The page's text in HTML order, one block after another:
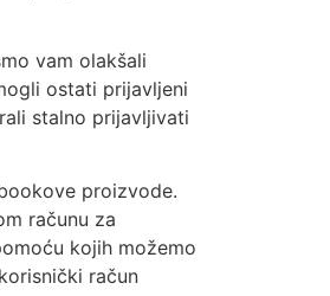
vam olakšali
ostati prijavljeni
stalno prijavljivati
proizvode.
računu za
kojih možemo
račun